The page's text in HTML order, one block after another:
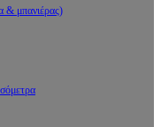
& μπανιέρας)